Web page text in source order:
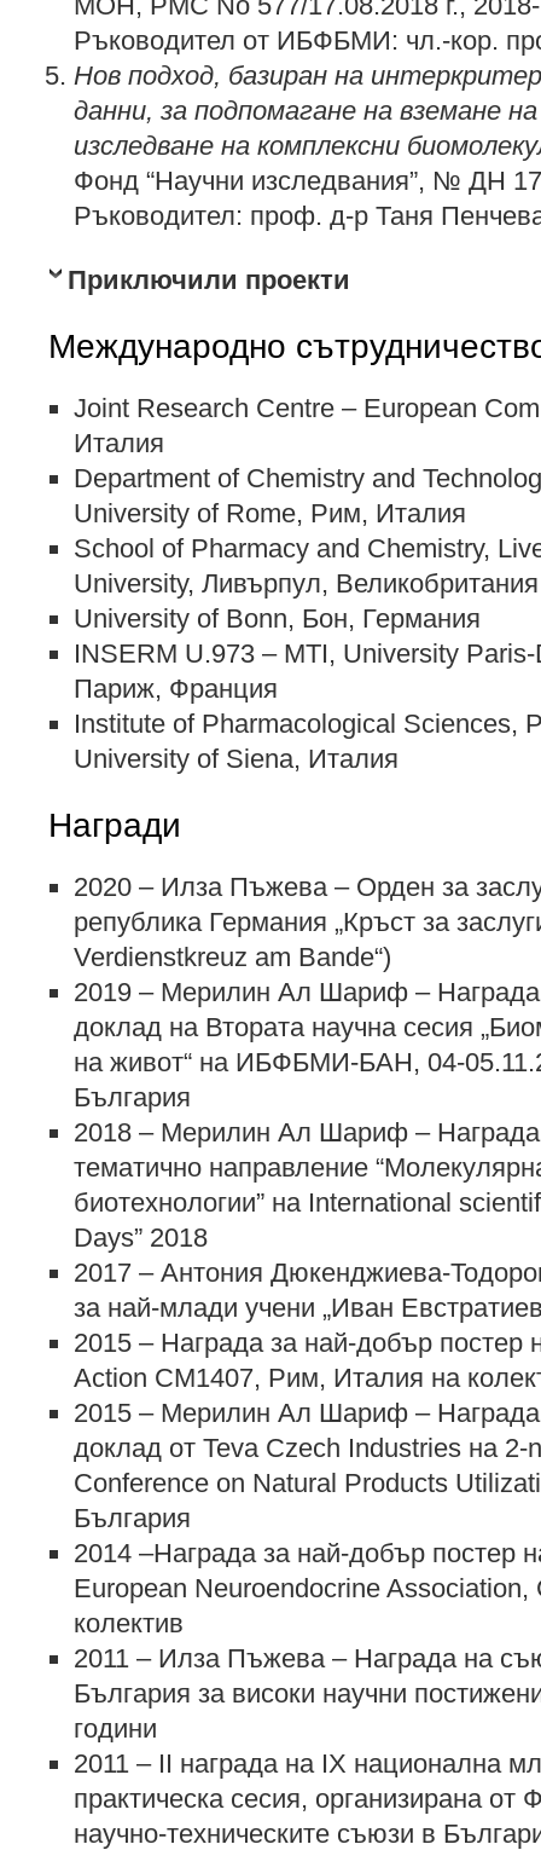
Ръководител от ИБФБМИ: чл.-кор.
Нов подход, базиран на
данни, за подпомагане на взeмане
изследване на комплексни
Фонд “Научни изследвания”, № ДН
Ръководител: проф. д-р Таня
Приключили проекти
Международно
Joint Research Centre – European
Италия
Department of Chemistry and
University of Rome, Рим, Италия
School of Pharmacy and Chemistry,
University, Ливърпул, Великобритания
University of Bonn, Бон, Германия
INSERM U.973 – MTI, University
Париж, Франция
Institute of Pharmacological Sciences,
University of Siena, Италия
Награди
2020 – Илза Пъжева – Орден за
република Германия „Кръст за
Verdienstkreuz am Bande“)
2019 – Мерилин Ал Шариф – Награда
доклад на Втората научна сесия
на живот“ на ИБФБМИ-БАН, 04-
България
2018 – Мерилин Ал Шариф – Награда
тематично направление
биотехнологии” на International
Days” 2018
2017 – Антония Дюкенджиева-
за най-млади учени „Иван
2015 – Награда за най-добър постер
Action CM1407, Рим, Италия на
2015 – Мерилин Ал Шариф – Награда
доклад от Teva Czech Industries на 2-
Conference on Natural Products
България
2014 –Награда за най-добър постер
European Neuroendocrine
колектив
2011 – Илза Пъжева – Награда на
България за високи научни
години
2011 – ІІ награда на ІХ национална
практическа сесия, организирана от
научно-техническите съюзи в